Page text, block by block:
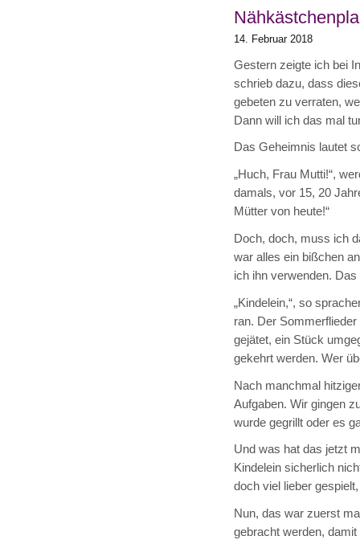
14. Februar 2018
Gestern zeigte ich bei
schrieb dazu, dass
gebeten zu verraten,
Dann will ich das mal
Das Geheimnis lautet
„Huch, Frau Mutti!“,
damals, vor 15, 20
Mütter von heute!“
Doch, doch, muss ich
war alles ein bißchen
ich ihn verwenden.
„Kindelein,“, so
ran. Der
gejätet, ein Stück
gekehrt werden. Wer
Nach manchmal
Aufgaben. Wir gingen
wurde gegrillt oder es
Und was hat das jetzt
Kindelein sicherlich
doch viel lieber
Nun, das war zuerst
gebracht werden,